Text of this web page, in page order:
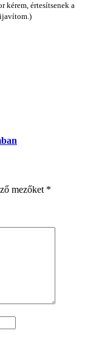
kérem, értesítsenek a
mezőket *